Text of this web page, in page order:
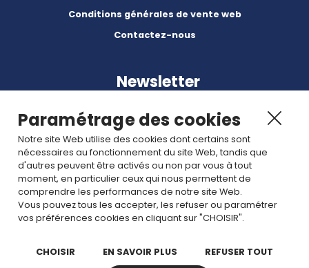
Conditions générales de vente web
Contactez-nous
Newsletter
Abonnez-vous à nos dernières nouvelles et articles.
Rejoignez nous
Paramétrage des cookies
Notre site Web utilise des cookies dont certains sont
nécessaires au fonctionnement du site Web, tandis que
d'autres peuvent être activés ou non par vous à tout
moment, en particulier ceux qui nous permettent de
comprendre les performances de notre site Web.
Vous pouvez tous les accepter, les refuser ou paramétrer
vos préférences cookies en cliquant sur "CHOISIR".
CHOISIR EN SAVOIR PLUS REFUSER TOUT